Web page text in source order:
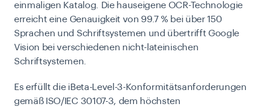
einmaligen Katalog. Die hauseigene OCR-Technologie
erreicht eine Genauigkeit von 99.7 % bei über 150
Sprachen und Schriftsystemen und übertrifft Google
Vision bei verschiedenen nicht-lateinischen
Schriftsystemen.
Es erfüllt die iBeta-Level-3-Konformitätsanforderungen
gemäß ISO/IEC 30107-3, dem höchsten